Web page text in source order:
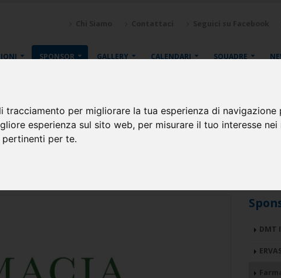
per migliorare la tua esperienza di navigazione
esperienza sul sito web, per misurare il tuo interesse
pertinenti per te.
SPONSOR GALLERY CALENDARI SQUADRE
(VE)
DMT